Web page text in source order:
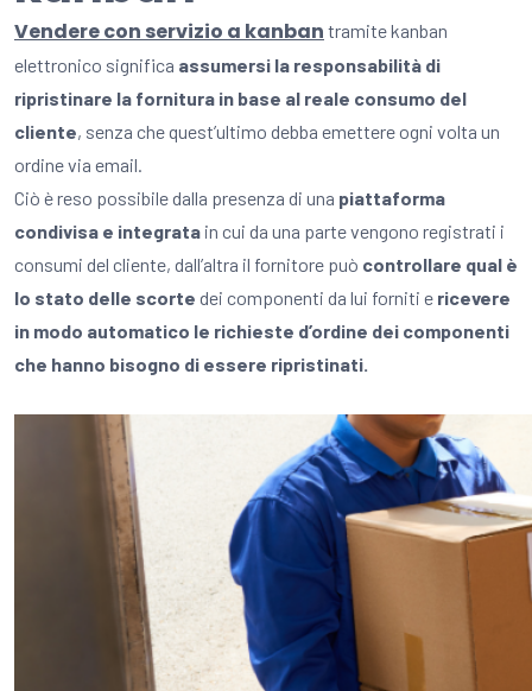
Vendere con servizio a kanban tramite kanban
elettronico significa assumersi la responsabilità di
ripristinare la fornitura in base al reale consumo del
cliente, senza che quest’ultimo debba emettere ogni volta un
ordine via email.
Ciò è reso possibile dalla presenza di una piattaforma
condivisa e integrata in cui da una parte vengono registrati i
consumi del cliente, dall’altra il fornitore può controllare qual è
lo stato delle scorte dei componenti da lui forniti e ricevere
in modo automatico le richieste d’ordine dei componenti
che hanno bisogno di essere ripristinati.